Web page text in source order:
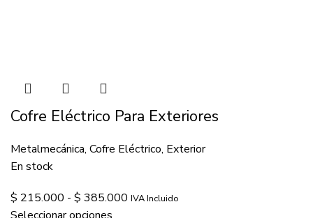
Cofre Eléctrico Para Exteriores
Metalmecánica, Cofre Eléctrico, Exterior
En stock
$ 215.000 - $ 385.000 IVA Incluido